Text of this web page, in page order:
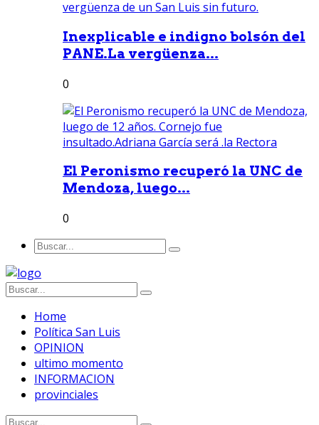
Inexplicable e indigno bolsón del
PANE.La vergüenza...
0
El Peronismo recuperó la UNC de
Mendoza, luego...
0
Home
Política San Luis
OPINION
ultimo momento
INFORMACION
provinciales